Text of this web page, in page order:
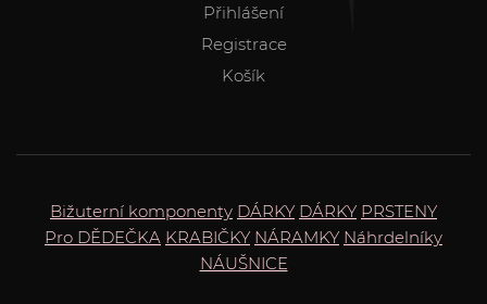
Přihlášení
Registrace
Košík
Bižuterní komponenty DÁRKY DÁRKY PRSTENY
Pro DĚDEČKA KRABIČKY NÁRAMKY Náhrdelníky
NÁUŠNICE